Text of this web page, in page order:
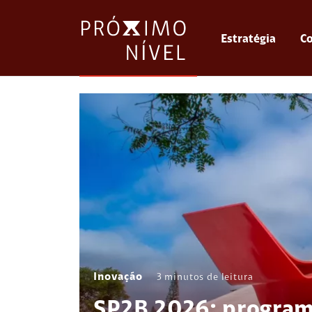
Estratégia
Inovação 3 minutos de leitura